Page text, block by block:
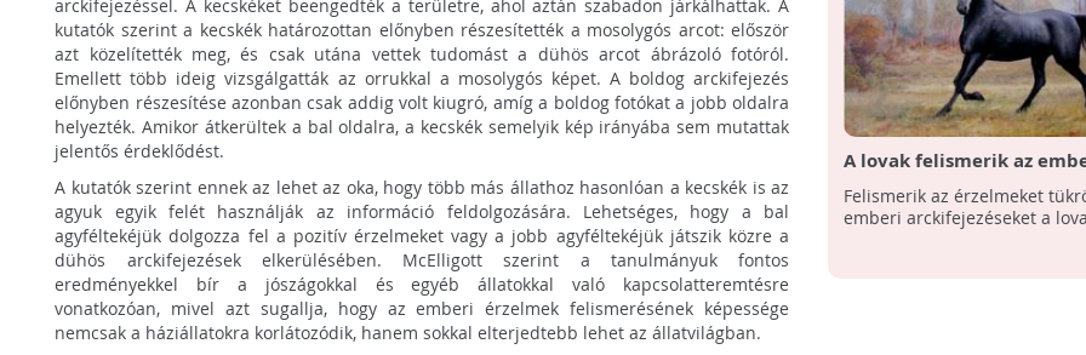
arckifejezéssel. A kecskéket beengedték a területre, ahol aztán szabadon járkálhattak. A
kutatók szerint a kecskék határozottan előnyben részesítették a mosolygós arcot: először
azt közelítették meg, és csak utána vettek tudomást a dühös arcot ábrázoló fotóról.
Emellett több ideig vizsgálgatták az orrukkal a mosolygós képet. A boldog arckifejezés
előnyben részesítése azonban csak addig volt kiugró, amíg a boldog fotókat a jobb oldalra
helyezték. Amikor átkerültek a bal oldalra, a kecskék semelyik kép irányába sem mutattak
jelentős érdeklődést.
A kutatók szerint ennek az lehet az oka, hogy több más állathoz hasonlóan a kecskék is az
agyuk egyik felét használják az információ feldolgozására. Lehetséges, hogy a bal
agyféltekéjük dolgozza fel a pozitív érzelmeket vagy a jobb agyféltekéjük játszik közre a
dühös arckifejezések elkerülésében. McElligott szerint a tanulmányuk fontos
eredményekkel bír a jószágokkal és egyéb állatokkal való kapcsolatteremtésre
vonatkozóan, mivel azt sugallja, hogy az emberi érzelmek felismerésének képessége
nemcsak a háziállatokra korlátozódik, hanem sokkal elterjedtebb lehet az állatvilágban.
A lovak felismerik az
érzelmeket
Felismerik az érzelmeket
emberi arckifejezéseket a